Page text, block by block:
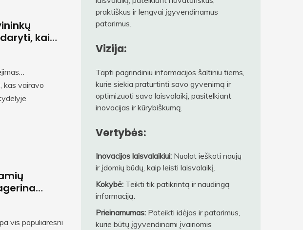
kai
kainuoja
kas vairavo
vis populiaresni
praktiškus ir lengvai įgyvendinamus
patarimus.
Vizija:
Tapti pagrindiniu informacijos šaltiniu tiems,
kurie siekia praturtinti savo gyvenimą ir
optimizuoti savo laisvalaikį, pasitelkiant
inovacijas ir kūrybiškumą.
Vertybės:
Inovacijos laisvalaikiui:Nuolat ieškoti naujų
ir įdomių būdų, kaip leisti laisvalaikį.
Kokybė:Teikti tik patikrintą ir naudingą
informaciją.
Prieinamumas:Pateikti idėjas ir patarimus,
kurie būtų įgyvendinami įvairiomis